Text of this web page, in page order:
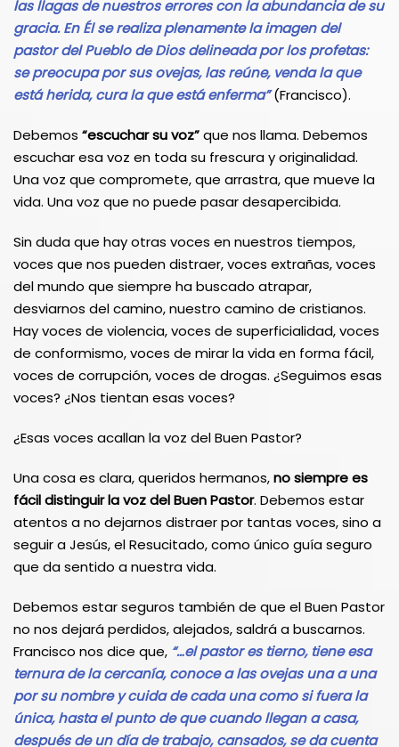
las llagas de nuestros errores con la abundancia de su
gracia. En Él se realiza plenamente la imagen del
pastor del Pueblo de Dios delineada por los profetas:
se preocupa por sus ovejas, las reúne, venda la que
está herida, cura la que está enferma”(Francisco).
Debemos “escuchar su voz”que nos llama. Debemos
escuchar esa voz en toda su frescura y originalidad.
Una voz que compromete, que arrastra, que mueve la
vida. Una voz que no puede pasar desapercibida.
Sin duda que hay otras voces en nuestros tiempos,
voces que nos pueden distraer, voces extrañas, voces
del mundo que siempre ha buscado atrapar,
desviarnos del camino, nuestro camino de cristianos.
Hay voces de violencia, voces de superficialidad, voces
de conformismo, voces de mirar la vida en forma fácil,
voces de corrupción, voces de drogas. ¿Seguimos esas
voces? ¿Nos tientan esas voces?
¿Esas voces acallan la voz del Buen Pastor?
Una cosa es clara, queridos hermanos,no siempre es
fácil distinguir la voz del Buen Pastor. Debemos estar
atentos a no dejarnos distraer por tantas voces, sino a
seguir a Jesús, el Resucitado, como único guía seguro
que da sentido a nuestra vida.
Debemos estar seguros también de que el Buen Pastor
no nos dejará perdidos, alejados, saldrá a buscarnos.
Francisco nos dice que, “…el pastor es tierno, tiene esa
ternura de la cercanía, conoce a las ovejas una a una
por su nombre y cuida de cada una como si fuera la
única, hasta el punto de que cuando llegan a casa,
después de un día de trabajo, cansados, se da cuenta